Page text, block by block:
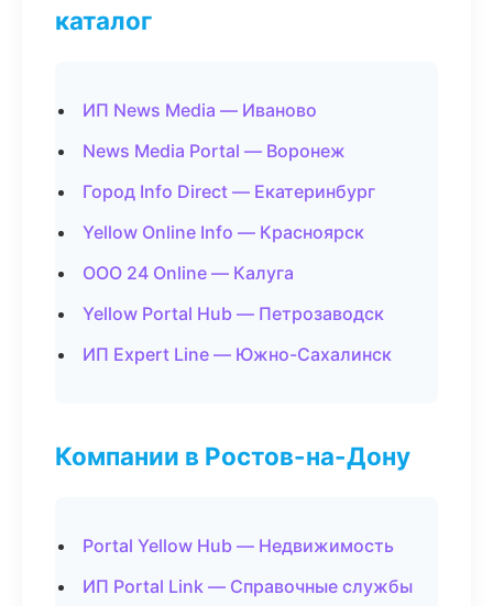
каталог
ИП News Media — Иваново
News Media Portal — Воронеж
Город Info Direct — Екатеринбург
Yellow Online Info — Красноярск
ООО 24 Online — Калуга
Yellow Portal Hub — Петрозаводск
ИП Expert Line — Южно-Сахалинск
Компании в Ростов-на-Дону
Portal Yellow Hub — Недвижимость
ИП Portal Link — Справочные службы